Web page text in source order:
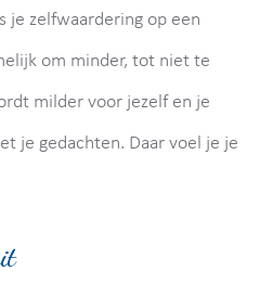
je zelfwaardering op een
om minder, tot niet te
milder voor jezelf en je
je gedachten. Daar voel je je